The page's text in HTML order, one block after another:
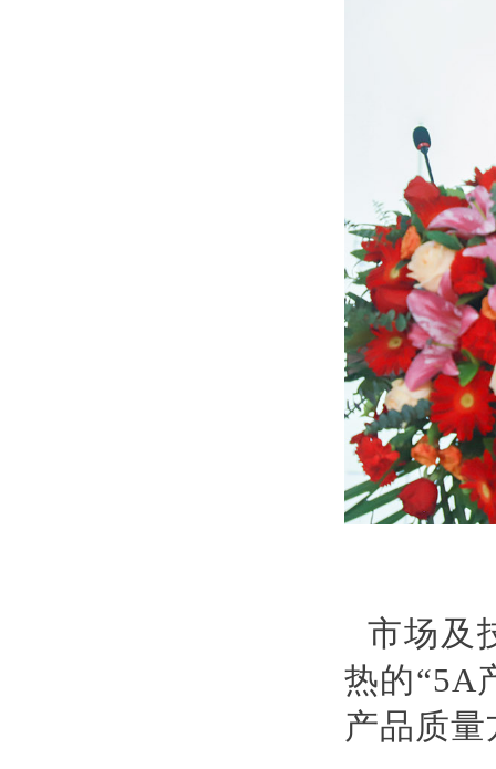
市场及
热的“5A
产品质